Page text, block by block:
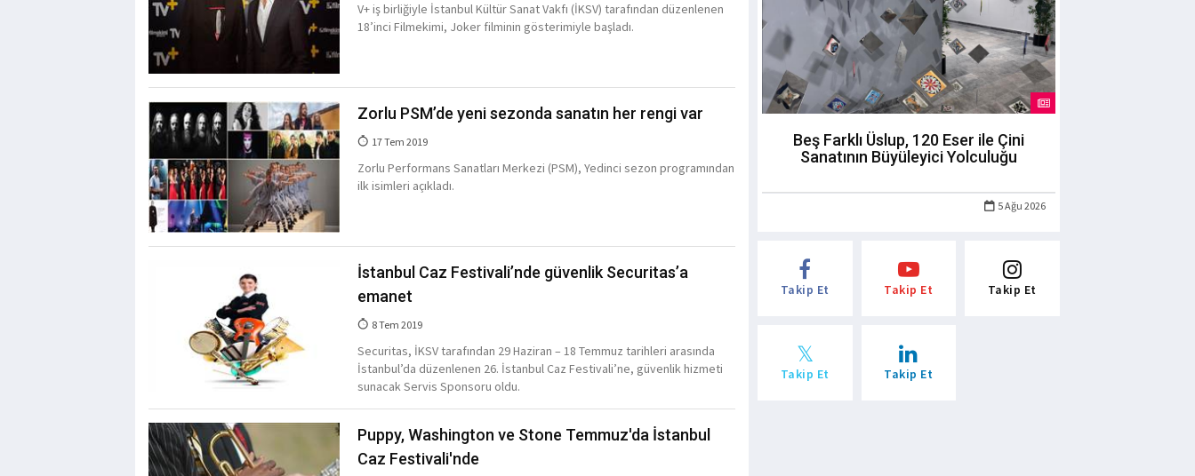
V+ iş birliğiyle İstanbul Kültür Sanat Vakfı (İKSV) tarafından düzenlenen
18’inci Filmekimi, Joker filminin gösterimiyle başladı.
Zorlu PSM’de yeni sezonda sanatın her rengi var
17 Tem 2019
Zorlu Performans Sanatları Merkezi (PSM), Yedinci sezon programından
ilk isimleri açıkladı.
İstanbul Caz Festivali’nde güvenlik Securitas’a
emanet
8 Tem 2019
Securitas, İKSV tarafından 29 Haziran – 18 Temmuz tarihleri arasında
İstanbul’da düzenlenen 26. İstanbul Caz Festivali’ne, güvenlik hizmeti
sunacak Servis Sponsoru oldu.
Puppy, Washington ve Stone Temmuz'da İstanbul
Caz Festivali'nde
Beş Farklı Üslup, 120 Eser ile Çini
Sanatının Büyüleyici Yolculuğu
5 Ağu 2026
Takip Et Takip Et Takip Et
Takip Et Takip Et